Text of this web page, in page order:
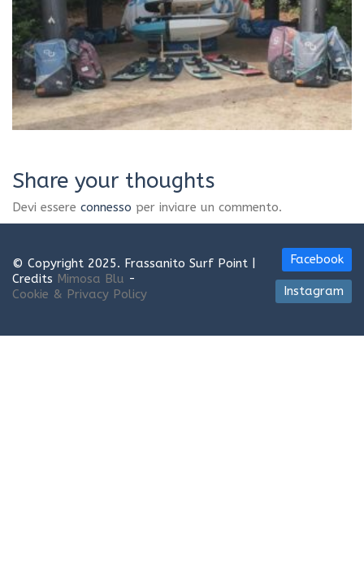
Share your thoughts
Devi essere connesso per inviare un commento.
Facebook
Instagram
© Copyright 2025. Frassanito Surf Point |
Credits Mimosa Blu -
Cookie & Privacy Policy